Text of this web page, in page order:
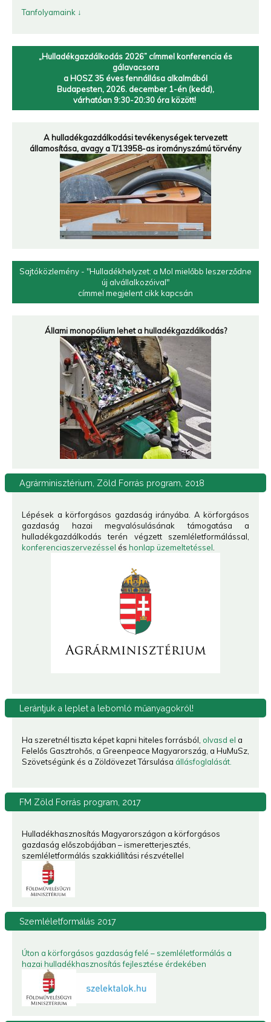
Tanfolyamaink ↓
„Hulladékgazdálkodás 2026” címmel konferencia és
gálavacsora
a HOSZ 35 éves fennállása alkalmából
Budapesten, 2026. december 1-én (kedd),
várhatóan 9:30-20:30 óra között!
A hulladékgazdálkodási tevékenységek tervezett
államosítása, avagy a T/13958-as irományszámú törvény
Sajtóközlemény - "Hulladékhelyzet: a Mol mielőbb leszerződne
új alvállalkozóival"
címmel megjelent cikk kapcsán
Állami monopólium lehet a hulladékgazdálkodás?
Agrárminisztérium, Zöld Forrás program, 2018
Lépések a körforgásos gazdaság irányába. A körforgásos
gazdaság hazai megvalósulásának támogatása a
hulladékgazdálkodás terén végzett szemléletformálással,
konferenciaszervezéssel és honlap üzemeltetéssel
Lerántjuk a leplet a lebomló műanyagokról!
Ha szeretnél tiszta képet kapni hiteles forrásból, olvasd el a
Felelős Gasztrohős, a Greenpeace Magyarország, a HuMuSz,
Szövetségünk és a Zöldövezet Társulása állásfoglalását.
FM Zöld Forrás program, 2017
Hulladékhasznosítás Magyarországon a körforgásos
gazdaság előszobájában – ismeretterjesztés,
szemléletformálás szakkiállítási részvétellel
Szemléletformálás 2017
Úton a körforgásos gazdaság felé – szemléletformálás a
hazai hulladékhasznosítás fejlesztése érdekében